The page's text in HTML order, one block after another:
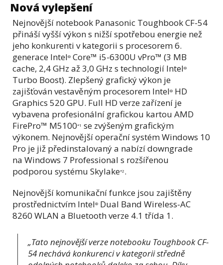
Nová vylepšení
Nejnovější notebook Panasonic Toughbook CF-54
přináší vyšší výkon s nižší spotřebou energie než
jeho konkurenti v kategorii s procesorem 6.
generace Intel® Core™ i5-6300U vPro™ (3 MB
cache, 2,4 GHz až 3,0 GHz s technologií Intel®
Turbo Boost). Zlepšený grafický výkon je
zajišťován vestavěným procesorem Intel® HD
Graphics 520 GPU. Full HD verze zařízení je
vybavena profesionální grafickou kartou AMD
FirePro™ M5100*1 se zvýšeným grafickým
výkonem. Nejnovější operační systém Windows 10
Pro je již předinstalovaný a nabízí downgrade
na Windows 7 Professional s rozšířenou
podporou systému Skylake*2.
Nejnovější komunikační funkce jsou zajištěny
prostřednictvím Intel® Dual Band Wireless-AC
8260 WLAN a Bluetooth verze 4.1 třída 1.
„Tato nejnovější verze notebooku Toughbook CF-
54 nechává konkurenci v kategorii středně